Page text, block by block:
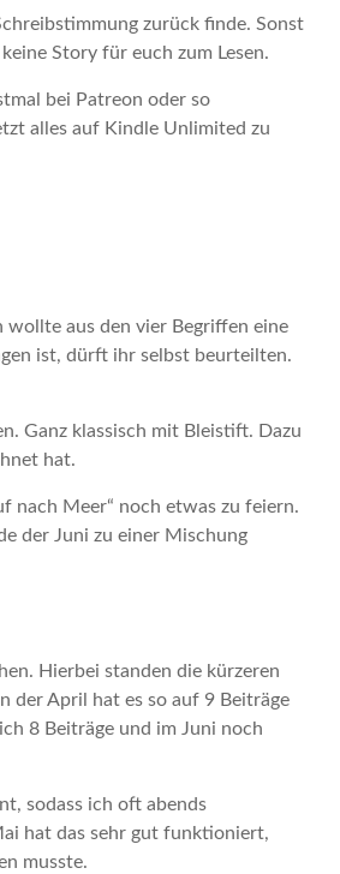
zurück finde. Sonst
Story für euch zum Lesen.
bei Patreon oder so
alles auf Kindle Unlimited zu
wollte aus den vier Begriffen eine
ist, dürft ihr selbst beurteilten.
Ganz klassisch mit Bleistift. Dazu
hat.
nach Meer“ noch etwas zu feiern.
der Juni zu einer Mischung
Hierbei standen die kürzeren
der April hat es so auf 9 Beiträge
8 Beiträge und im Juni noch
sodass ich oft abends
hat das sehr gut funktioniert,
musste.